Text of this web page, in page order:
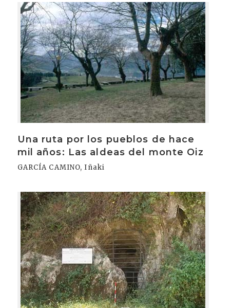
Una ruta por los pueblos de hace
mil años: Las aldeas del monte Oiz
GARCÍA CAMINO, Iñaki
Irakurri
Irakurri